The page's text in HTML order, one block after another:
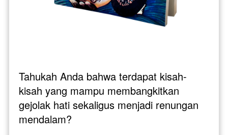
Tahukah Anda bahwa terdapat kisah-
kisah yang mampu membangkitkan
gejolak hati sekaligus menjadi renungan
mendalam?